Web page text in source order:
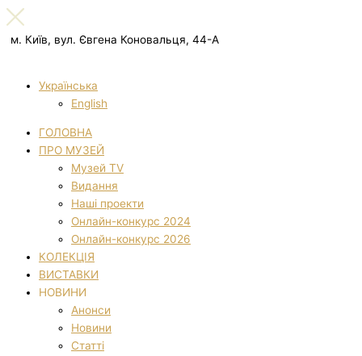
м. Київ, вул. Євгена Коновальця, 44-А
Українська
English
ГОЛОВНА
ПРО МУЗЕЙ
Музей TV
Видання
Наші проекти
Онлайн-конкурс 2024
Онлайн-конкурс 2026
КОЛЕКЦІЯ
ВИСТАВКИ
НОВИНИ
Анонси
Новини
Статті